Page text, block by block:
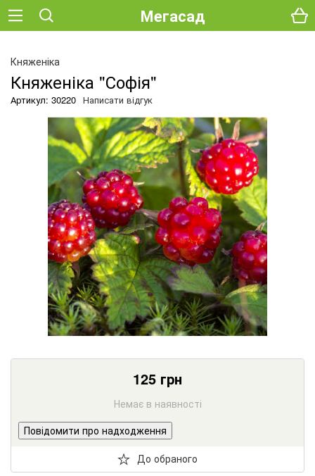
Мегасад
Княженіка
Княженіка "Софія"
Артикул: 30220 Написати відгук
125 грн
Немає в наявності
Повідомити про надходження
До обраного